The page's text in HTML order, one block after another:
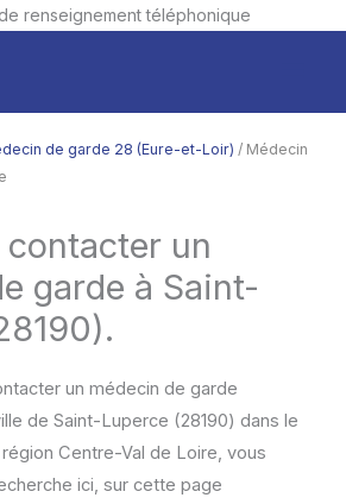
renseignement téléphonique
de garde 28 (Eure-et-Loir) / Médecin
un
garde à Saint-
un médecin de garde
de Saint-Luperce (28190) dans le
Centre-Val de Loire, vous
ici, sur cette page